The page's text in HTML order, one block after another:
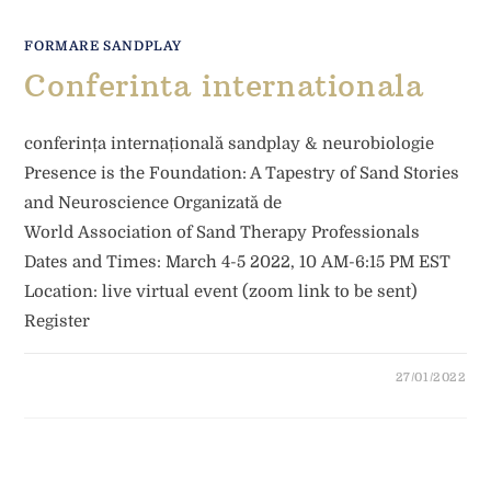
FORMARE SANDPLAY
Conferinta internationala
conferința internațională sandplay & neurobiologie
Presence is the Foundation: A Tapestry of Sand Stories
and Neuroscience Organizată de
World Association of Sand Therapy Professionals
Dates and Times: March 4-5 2022, 10 AM-6:15 PM EST
Location: live virtual event (zoom link to be sent)
Register
27/01/2022